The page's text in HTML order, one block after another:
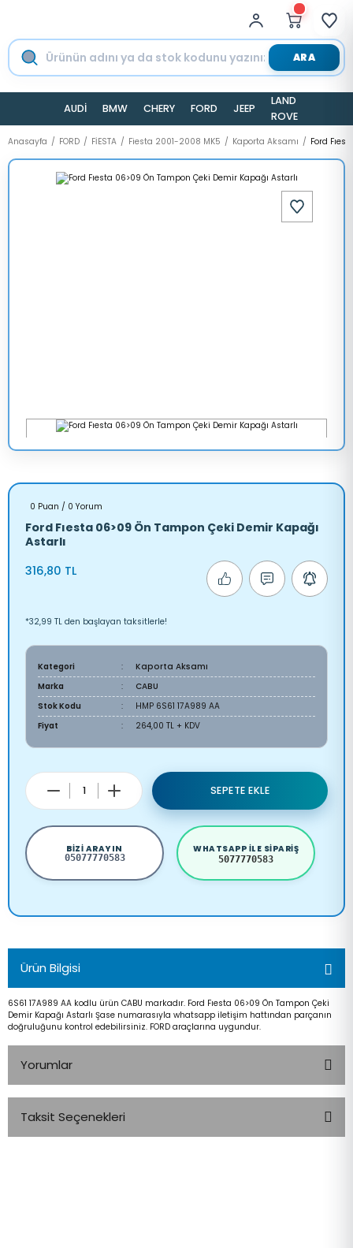
ARA
AUDİ BMW CHERY FORD JEEP
LAND
ROVER
Anasayfa FORD FİESTA Fiesta 2001-2008 MK5 Kaporta Aksamı Ford
0 Puan / 0 Yorum
Ford Fıesta 06>09 Ön Tampon Çeki Demir Kapağı
Astarlı
316,80 TL
*32,99 TL den başlayan taksitlerle!
Kategori
Kaporta Aksamı
Marka
CABU
Stok Kodu
HMP 6S61 17A989 AA
Fiyat
264,00 TL + KDV
SEPETE EKLE
BIZI ARAYIN
05077770583
WHATSAPP ILE SIPARIŞ
5077770583
Ürün Bilgisi
6S61 17A989 AA kodlu ürün CABU markadır. Ford Fıesta 06>09 Ön Tampon Çeki
Demir Kapağı Astarlı Şase numarasıyla whatsapp iletişim hattından parçanın
doğruluğunu kontrol edebilirsiniz. FORD araçlarına uygundur.
Yorumlar
Taksit Seçenekleri